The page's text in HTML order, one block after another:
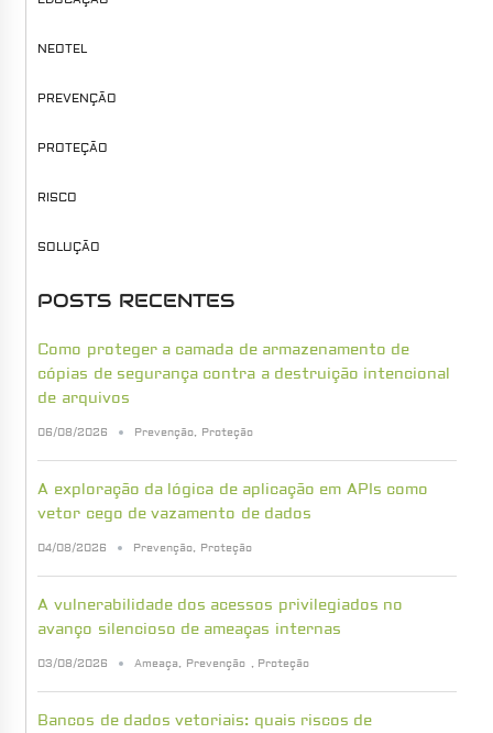
NEOTEL
PREVENÇÃO
PROTEÇÃO
RISCO
SOLUÇÃO
POSTS RECENTES
Como proteger a camada de armazenamento de
cópias de segurança contra a destruição intencional
de arquivos
06/08/2026 Prevenção, Proteção
A exploração da lógica de aplicação em APIs como
vetor cego de vazamento de dados
04/08/2026 Prevenção, Proteção
A vulnerabilidade dos acessos privilegiados no
avanço silencioso de ameaças internas
03/08/2026 Ameaça, Prevenção , Proteção
Bancos de dados vetoriais: quais riscos de